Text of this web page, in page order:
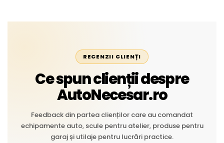
RECENZII CLIENȚI
Ce spun clienții despre
AutoNecesar.ro
Feedback din partea clienților care au comandat
echipamente auto, scule pentru atelier, produse pentru
garaj și utilaje pentru lucrări practice.